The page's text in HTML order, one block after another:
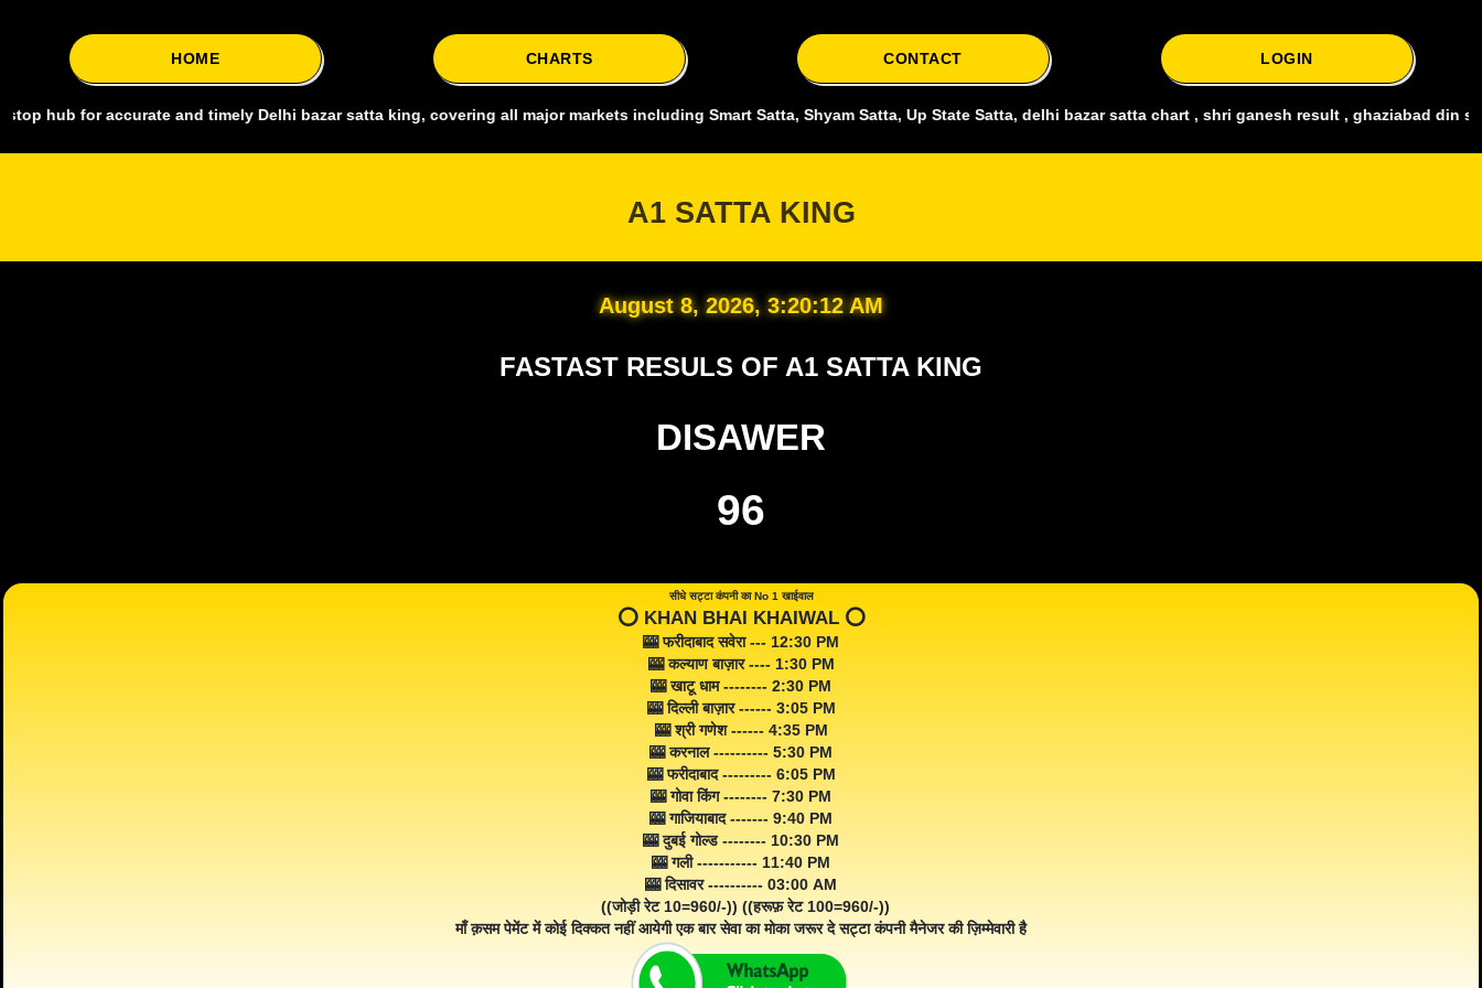
HOME CHARTS CONTACT LOGIN
and timely Delhi bazar satta king, covering all major markets including Smart Satta, Shyam Satta, Up State Satta, delhi bazar satta chart , shri ganesh result , ghaziabad din satta ,
A1 SATTA KING
August 8, 2026, 3:20:14 AM
FASTAST RESULS OF A1 SATTA KING
DISAWER
96
सीधे सट्टा कंपनी का No 1 खाईवाल
⭕️ KHAN BHAI KHAIWAL ⭕️
🎰 फरीदाबाद सवेरा --- 12:30 PM
🎰 कल्याण बाज़ार ---- 1:30 PM
🎰 खाटू धाम -------- 2:30 PM
🎰 दिल्ली बाज़ार ------ 3:05 PM
🎰 श्री गणेश ------ 4:35 PM
🎰 करनाल ---------- 5:30 PM
🎰 फरीदाबाद --------- 6:05 PM
🎰 गोवा किंग -------- 7:30 PM
🎰 गाजियाबाद ------- 9:40 PM
🎰 दुबई गोल्ड -------- 10:30 PM
🎰 गली ----------- 11:40 PM
🎰 दिसावर ---------- 03:00 AM
((जोड़ी रेट 10=960/-)) ((हरूफ़ रेट 100=960/-))
माँ क़सम पेमेंट में कोई दिक्कत नहीं आयेगी एक बार सेवा का मोका जरूर दे सट्टा कंपनी मैनेजर की ज़िम्मेवारी है